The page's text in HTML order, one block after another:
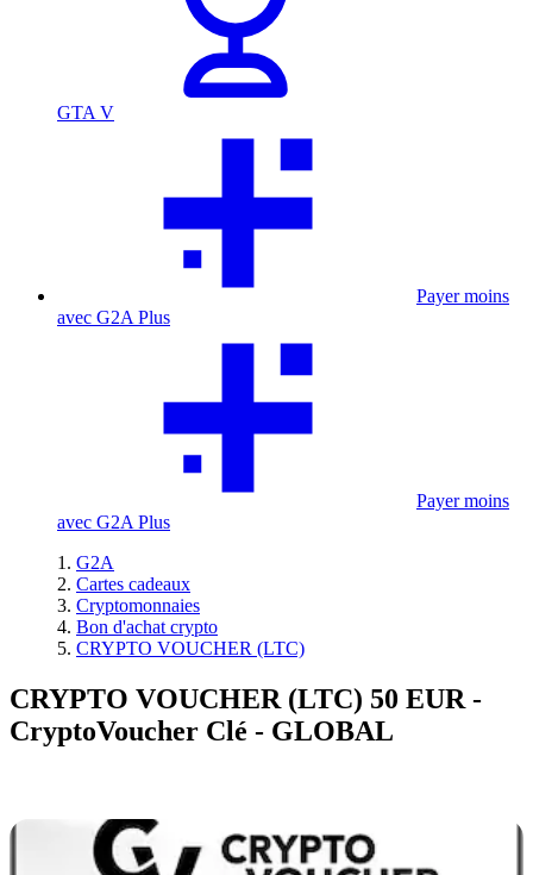
GTA V
Payer moins
avec G2A Plus
Payer moins
avec G2A Plus
G2A
Cartes cadeaux
Cryptomonnaies
Bon d'achat crypto
CRYPTO VOUCHER (LTC)
CRYPTO VOUCHER (LTC) 50 EUR -
CryptoVoucher Clé - GLOBAL